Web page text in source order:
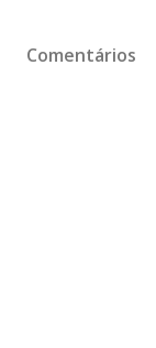
Comentários